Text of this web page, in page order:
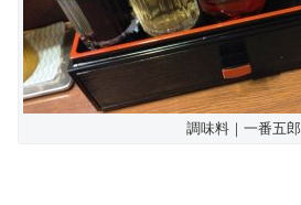
調味料｜一番五郎